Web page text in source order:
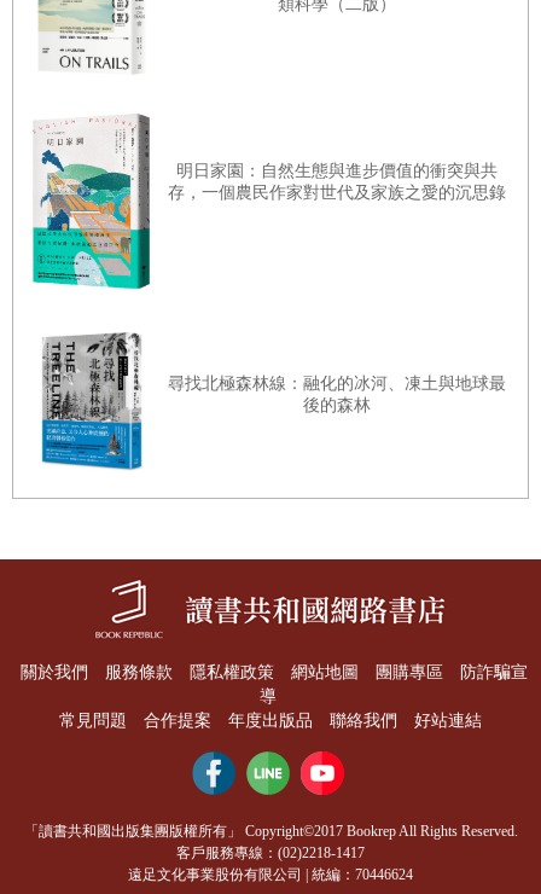
個步驟，就能製造出更多膽固醇；而拖慢這個步驟，則
製造的膽固醇就會減少……
在今日的飲食書區，你會找到各種如何降低膽固醇或活
得更健康的書籍，說法五花八門，然而所有的方法，都
沒抓到一個重點：我們所攝取的食物已經改變了……
第十三章 甲蟲與香菸
率。最小的汙染懸浮微粒（小於二．五微米）會使健康
出問題，它們會影響肺部，對心臟產生的衝擊更大。如
同香菸，懸浮微粒會造成動脈收縮（進而導致血壓升
高），也會促使凝血形成，還會觸發身體的發炎反
薩克森躺在約翰霍普金斯醫院的手術檯上。在她小小的
身體裡，心臟不太對勁，到底怎麼了，沒人說得準。她
的皮膚缺氧呈藍紫色，患有紫紺嬰兒綜合症，就是心臟
打到全身的血液含氧量過低……
第十五章 從演化探索心臟的缺陷
自進行探索。演化生物學家過去已經花了一百多年，試
圖重建心臟的大演化史，它如何演化、又如何在正常情
家臨時草創的醫院，在頭一年就訓練出七位護士（愛
瑪．雷諾斯便是其一），治療了數以百計的病患。
在勤儉醫院裡一切克難，醫護人員就湊合著用。相
較於芝加哥的其他醫院，這裡需要處理更大量的外傷病
患，然而由於設備簡陋，他們只得臨場發揮。每件事都
困難重重，但威廉斯和他的團隊堅持不懈。這本該是一
群勤奮護士，協助一位勤奮醫生克服難關的故事。
在芝加哥的另一處，因為某些事件集合起來，改變
了威廉斯的故事。詹姆士．柯尼斯是名地鐵送貨員，負
責地鐵的包裹運送。這是份好差事，可惜一八九三年七
的小酒館裡點上一杯。城裡所有人這時都忙於展現世界
之最的「白色之城」（即「世界博覽會」），柯尼斯和
幾位朋友則待在城市的另一頭。他點了威士忌，啜飲一
口，與女服務生說笑調情，然後朝著兩位朋友走去，準
備找他們玩牌。他有預感，手氣應該會不錯。自動點唱
機大聲播放著英國「模糊」樂團的名曲「雙人單車」。
以及更多的歡笑。然而，不可逆的事情發生了。
類科學（二版）
明日家園：自然生態與進步價值的衝突與共
存，一個農民作家對世代及家族之愛的沉思錄
尋找北極森林線：融化的冰河、凍土與地球最
後的森林
關於我們 服務條款 隱私權政策 網站地圖 團購專區
防詐騙宣
導
常見問題
合作提案 年度出版品 聯絡我們 好站連結
「讀書共和國出版集團版權所有」 Copyright©2017 Bookrep All Rights Reserved.
客戶服務專線：(02)2218-1417
遠足文化事業股份有限公司 | 統編：70446624